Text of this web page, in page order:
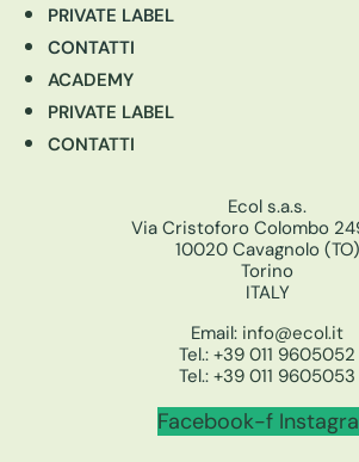
PRIVATE LABEL
CONTATTI
ACADEMY
PRIVATE LABEL
CONTATTI
Ecol s.a.s.
Via Cristoforo Colombo
10020 Cavagnolo (TO)
Torino
ITALY
Email: info@ecol.it
Tel.: +39 011 9605052
Tel.: +39 011 9605053
Facebook-f